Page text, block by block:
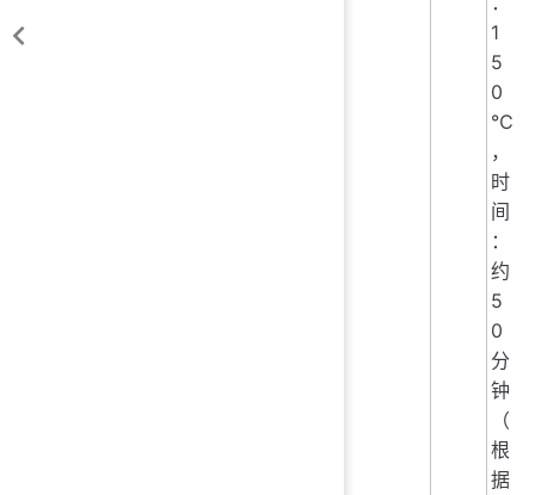
1
5
0
℃
，
时
间
：
约
5
0
分
钟
（
根
据